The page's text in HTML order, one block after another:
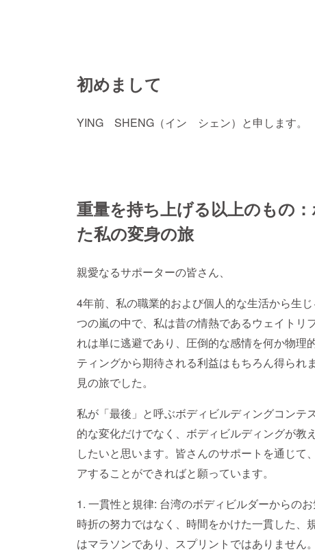
初めまして
YING SHENG（イン シェン）と申します。
重量を持ち上げる以上のもの
た私の変身の旅
親愛なるサポーターの皆さん、
4年前、私の職業的および個人的な生活から生
つの嵐の中で、私は昔の情熱であるウェイトリ
れは単に逃避であり、圧倒的な感情を何か物理
ティングから期待される利益はもちろん得られ
見の旅でした。
私が「最後」と呼ぶボディビルディングコンテ
的な変化だけでなく、ボディビルディングが
したいと思います。皆さんのサポートを通じて
アすることができればと願っています。
1. 一貫性と規律: 台湾のボディビルダーからの
時折の努力ではなく、時間をかけた一貫した
はマラソンであり、スプリントではありません